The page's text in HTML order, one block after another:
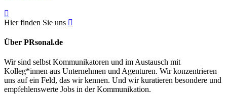
Hier finden Sie uns
Über PRsonal.de
Wir sind selbst Kommunikatoren und im Austausch mit
Kolleg*innen aus Unternehmen und Agenturen. Wir konzentrieren
uns auf ein Feld, das wir kennen. Und wir kuratieren besondere und
empfehlenswerte Jobs in der Kommunikation.